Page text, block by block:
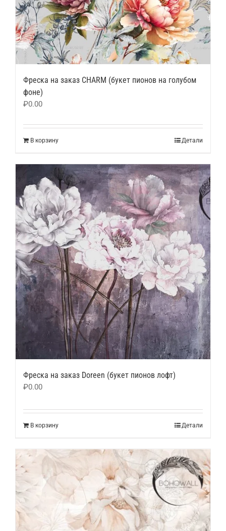
Фреска на заказ CHARM (букет пионов на голубом
фоне)
₽0.00
В корзину Детали
Фреска на заказ Doreen (букет пионов лофт)
₽0.00
В корзину Детали